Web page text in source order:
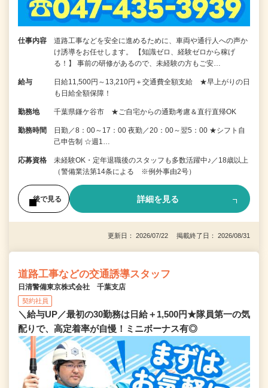
仕事内容
道路工事などを安全に進めるために、車両や通行人への声か
け誘導をお任せします。 【知識ゼロ、経験ゼロから稼げ
る！】 事前の研修があるので、未経験の方もご安…
給与
日給11,500円～13,210円＋交通費全額支給 ★早上がりの日
も日給全額保障！
勤務地 千葉県鎌ケ谷市 ★ご自宅からの通勤考慮＆直行直帰OK
勤務時間
日勤／8：00～17：00 夜勤／20：00～翌5：00 ★シフト自
己申告制 ☆週1…
応募資格
未経験OK・定年退職後のスタッフも多数活躍中♪／18歳以上
（警備業法第14条による ※例外事由2号）
後で見る 詳細を見る
更新日： 2026/07/22 掲載終了日： 2026/08/31
道路工事などの交通誘導スタッフ
日清警備東京株式会社 千葉支店
契約社員
＼給与UP／最初の30勤務は日給＋1,500円★隊員第一の気
配りで、高定着率が自慢！ミニボーナス有◎